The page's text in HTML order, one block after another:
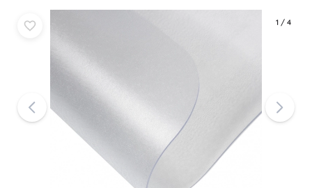
1 / 4